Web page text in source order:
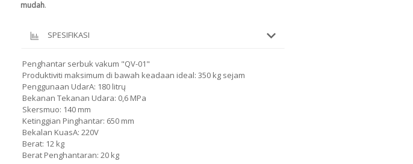
mudah.
SPESIFIKASI
Penghantar serbuk vakum "QV-01"
Produktiviti maksimum di bawah keadaan ideal: 350 kg sejam
Penggunaan UdarA: 180 litrų
Bekanan Tekanan Udara: 0,6 MPa
Skersmuo: 140 mm
Ketinggian Pinghantar: 650 mm
Bekalan KuasA: 220V
Berat: 12 kg
Berat Penghantaran: 20 kg